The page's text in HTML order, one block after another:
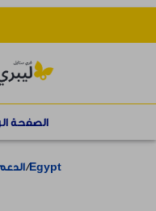
الصفحة
Egypt